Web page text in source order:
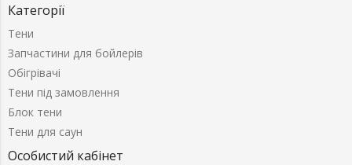
Категорії
Тени
Запчастини для бойлерів
Обігрівачі
Тени під замовлення
Блок тени
Тени для саун
Особистий кабінет